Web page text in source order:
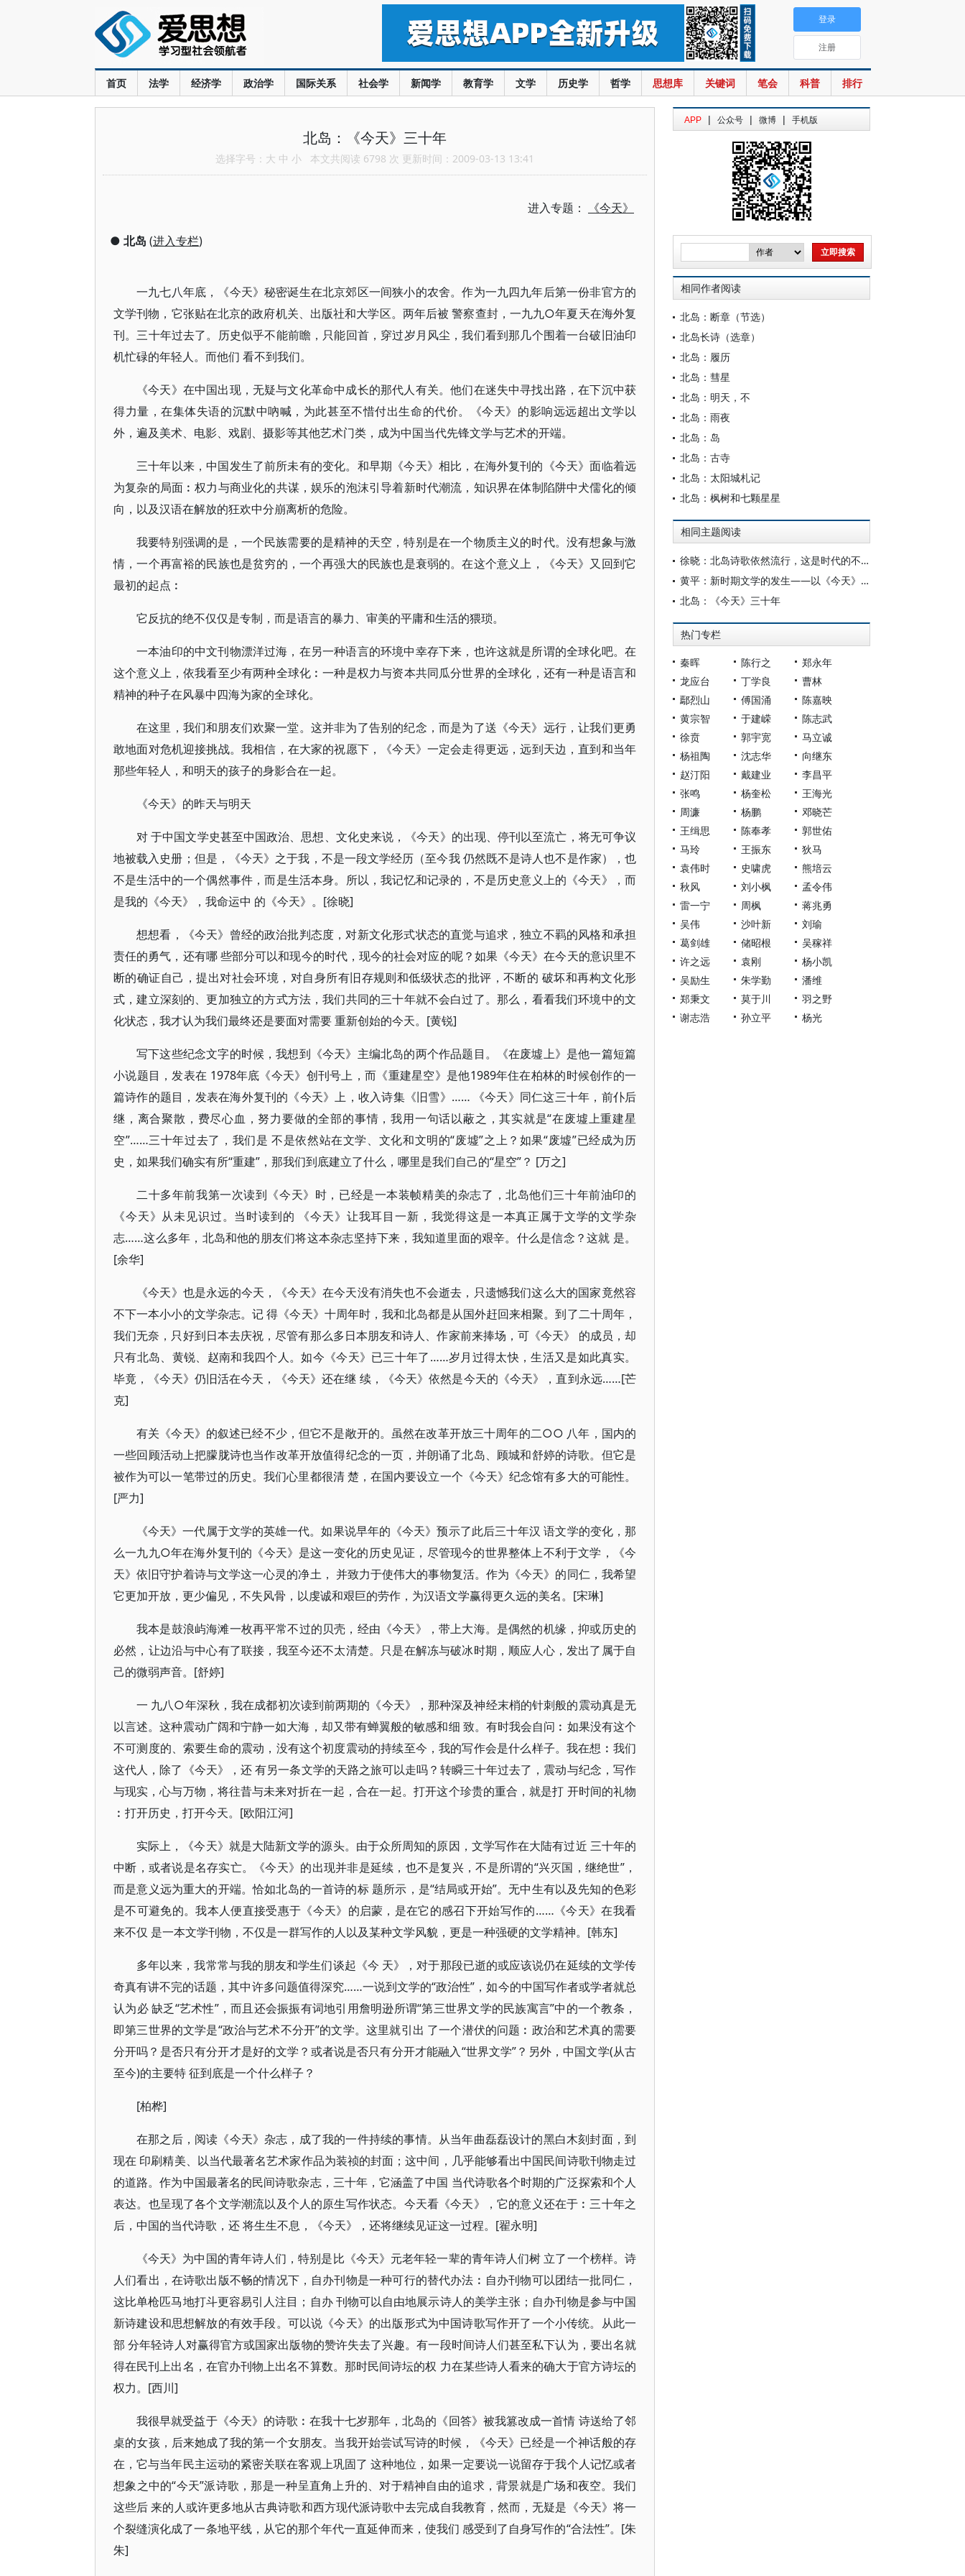
首页 法学 经济学 政治学 国际关系 社会学 新闻学 教育学 文学 历史学 哲学 思想库 关键词 笔会 科普 排行
登录
注册
北岛：《今天》三十年
选择字号： 大 中 小 本文共阅读 6798 次 更新时间：2009-03-13 13:41
进入专题： 《今天》
● 北岛 (进入专栏)
一九七八年底，《今天》秘密诞生在北京郊区一间狭小的农舍。作为一九四九年后第一份非官方的
文学刊物，它张贴在北京的政府机关、出版社和大学区。两年后被 警察查封，一九九○年夏天在海外复
刊。三十年过去了。历史似乎不能前瞻，只能回首，穿过岁月风尘，我们看到那几个围着一台破旧油印
机忙碌的年轻人。而他们 看不到我们。
《今天》在中国出现，无疑与文化革命中成长的那代人有关。他们在迷失中寻找出路，在下沉中获
得力量，在集体失语的沉默中吶喊，为此甚至不惜付出生命的代价。《今天》的影响远远超出文学以
外，遍及美术、电影、戏剧、摄影等其他艺术门类，成为中国当代先锋文学与艺术的开端。
三十年以来，中国发生了前所未有的变化。和早期《今天》相比，在海外复刊的《今天》面临着远
为复杂的局面︰权力与商业化的共谋，娱乐的泡沫引导着新时代潮流，知识界在体制陷阱中犬儒化的倾
向，以及汉语在解放的狂欢中分崩离析的危险。
我要特别强调的是，一个民族需要的是精神的天空，特别是在一个物质主义的时代。没有想象与激
情，一个再富裕的民族也是贫穷的，一个再强大的民族也是衰弱的。在这个意义上，《今天》又回到它
最初的起点︰
它反抗的绝不仅仅是专制，而是语言的暴力、审美的平庸和生活的猥琐。
一本油印的中文刊物漂洋过海，在另一种语言的环境中幸存下来，也许这就是所谓的全球化吧。在
这个意义上，依我看至少有两种全球化︰一种是权力与资本共同瓜分世界的全球化，还有一种是语言和
精神的种子在风暴中四海为家的全球化。
在这里，我们和朋友们欢聚一堂。这并非为了告别的纪念，而是为了送《今天》远行，让我们更勇
敢地面对危机迎接挑战。我相信，在大家的祝愿下，《今天》一定会走得更远，远到天边，直到和当年
那些年轻人，和明天的孩子的身影合在一起。
《今天》的昨天与明天
对 于中国文学史甚至中国政治、思想、文化史来说，《今天》的出现、停刊以至流亡，将无可争议
地被载入史册；但是，《今天》之于我，不是一段文学经历（至今我 仍然既不是诗人也不是作家），也
不是生活中的一个偶然事件，而是生活本身。所以，我记忆和记录的，不是历史意义上的《今天》，而
是我的《今天》，我命运中 的《今天》。[徐晓]
想想看，《今天》曾经的政治批判态度，对新文化形式状态的直觉与追求，独立不羁的风格和承担
责任的勇气，还有哪 些部分可以和现今的时代，现今的社会对应的呢？如果《今天》在今天的意识里不
断的确证自己，提出对社会环境，对自身所有旧存规则和低级状态的批评，不断的 破坏和再构文化形
式，建立深刻的、更加独立的方式方法，我们共同的三十年就不会白过了。那么，看看我们环境中的文
化状态，我才认为我们最终还是要面对需要 重新创始的今天。[黄锐]
写下这些纪念文字的时候，我想到《今天》主编北岛的两个作品题目。《在废墟上》是他一篇短篇
小说题目，发表在 1978年底《今天》创刊号上，而《重建星空》是他1989年住在柏林的时候创作的一
篇诗作的题目，发表在海外复刊的《今天》上，收入诗集《旧雪》…… 《今天》同仁这三十年，前仆后
继，离合聚散，费尽心血，努力要做的全部的事情，我用一句话以蔽之，其实就是“在废墟上重建星
空”……三十年过去了，我们是 不是依然站在文学、文化和文明的“废墟”之上？如果“废墟”已经成为历
史，如果我们确实有所“重建”，那我们到底建立了什么，哪里是我们自己的“星空”？ [万之]
二十多年前我第一次读到《今天》时，已经是一本装帧精美的杂志了，北岛他们三十年前油印的
《今天》从未见识过。当时读到的 《今天》让我耳目一新，我觉得这是一本真正属于文学的文学杂
志……这么多年，北岛和他的朋友们将这本杂志坚持下来，我知道里面的艰辛。什么是信念？这就 是。
[余华]
《今天》也是永远的今天，《今天》在今天没有消失也不会逝去，只遗憾我们这么大的国家竟然容
不下一本小小的文学杂志。记 得《今天》十周年时，我和北岛都是从国外赶回来相聚。到了二十周年，
我们无奈，只好到日本去庆祝，尽管有那么多日本朋友和诗人、作家前来捧场，可《今天》 的成员，却
只有北岛、黄锐、赵南和我四个人。如今《今天》已三十年了……岁月过得太快，生活又是如此真实。
毕竟，《今天》仍旧活在今天，《今天》还在继 续，《今天》依然是今天的《今天》，直到永远……[芒
克]
有关《今天》的叙述已经不少，但它不是敞开的。虽然在改革开放三十周年的二○○ 八年，国内的
一些回顾活动上把朦胧诗也当作改革开放值得纪念的一页，并朗诵了北岛、顾城和舒婷的诗歌。但它是
被作为可以一笔带过的历史。我们心里都很清 楚，在国内要设立一个《今天》纪念馆有多大的可能性。
[严力]
《今天》一代属于文学的英雄一代。如果说早年的《今天》预示了此后三十年汉 语文学的变化，那
么一九九○年在海外复刊的《今天》是这一变化的历史见证，尽管现今的世界整体上不利于文学，《今
天》依旧守护着诗与文学这一心灵的净土， 并致力于使伟大的事物复活。作为《今天》的同仁，我希望
它更加开放，更少偏见，不失风骨，以虔诚和艰巨的劳作，为汉语文学赢得更久远的美名。[宋琳]
我本是鼓浪屿海滩一枚再平常不过的贝壳，经由《今天》，带上大海。是偶然的机缘，抑或历史的
必然，让边沿与中心有了联接，我至今还不太清楚。只是在解冻与破冰时期，顺应人心，发出了属于自
己的微弱声音。[舒婷]
一 九八○年深秋，我在成都初次读到前两期的《今天》，那种深及神经末梢的针刺般的震动真是无
以言述。这种震动广阔和宁静一如大海，却又带有蝉翼般的敏感和细 致。有时我会自问︰如果没有这个
不可测度的、索要生命的震动，没有这个初度震动的持续至今，我的写作会是什么样子。我在想︰我们
这代人，除了《今天》，还 有另一条文学的天路之旅可以走吗？转瞬三十年过去了，震动与纪念，写作
与现实，心与万物，将往昔与未来对折在一起，合在一起。打开这个珍贵的重合，就是打 开时间的礼物
︰打开历史，打开今天。[欧阳江河]
实际上，《今天》就是大陆新文学的源头。由于众所周知的原因，文学写作在大陆有过近 三十年的
中断，或者说是名存实亡。《今天》的出现并非是延续，也不是复兴，不是所谓的“兴灭国，继绝世”，
而是意义远为重大的开端。恰如北岛的一首诗的标 题所示，是“结局或开始”。无中生有以及先知的色彩
是不可避免的。我本人便直接受惠于《今天》的启蒙，是在它的感召下开始写作的……《今天》在我看
来不仅 是一本文学刊物，不仅是一群写作的人以及某种文学风貌，更是一种强硬的文学精神。[韩东]
多年以来，我常常与我的朋友和学生们谈起《今 天》，对于那段已逝的或应该说仍在延续的文学传
奇真有讲不完的话题，其中许多问题值得深究……一说到文学的“政治性”，如今的中国写作者或学者就总
认为必 缺乏“艺术性”，而且还会振振有词地引用詹明逊所谓“第三世界文学的民族寓言”中的一个教条，
即第三世界的文学是“政治与艺术不分开”的文学。这里就引出 了一个潜伏的问题︰政治和艺术真的需要
分开吗？是否只有分开才是好的文学？或者说是否只有分开才能融入“世界文学”？另外，中国文学(从古
至今)的主要特 征到底是一个什么样子？
[柏桦]
在那之后，阅读《今天》杂志，成了我的一件持续的事情。从当年曲磊磊设计的黑白木刻封面，到
现在 印刷精美、以当代最著名艺术家作品为装祯的封面；这中间，几乎能够看出中国民间诗歌刊物走过
的道路。作为中国最著名的民间诗歌杂志，三十年，它涵盖了中国 当代诗歌各个时期的广泛探索和个人
表达。也呈现了各个文学潮流以及个人的原生写作状态。今天看《今天》，它的意义还在于︰三十年之
后，中国的当代诗歌，还 将生生不息，《今天》，还将继续见证这一过程。[翟永明]
《今天》为中国的青年诗人们，特别是比《今天》元老年轻一辈的青年诗人们树 立了一个榜样。诗
人们看出，在诗歌出版不畅的情况下，自办刊物是一种可行的替代办法︰自办刊物可以团结一批同仁，
这比单枪匹马地打斗更容易引人注目；自办 刊物可以自由地展示诗人的美学主张；自办刊物是参与中国
新诗建设和思想解放的有效手段。可以说《今天》的出版形式为中国诗歌写作开了一个小传统。从此一
部 分年轻诗人对赢得官方或国家出版物的赞许失去了兴趣。有一段时间诗人们甚至私下认为，要出名就
得在民刊上出名，在官办刊物上出名不算数。那时民间诗坛的权 力在某些诗人看来的确大于官方诗坛的
权力。[西川]
我很早就受益于《今天》的诗歌︰在我十七岁那年，北岛的《回答》被我篡改成一首情 诗送给了邻
桌的女孩，后来她成了我的第一个女朋友。当我开始尝试写诗的时候，《今天》已经是一个神话般的存
在，它与当年民主运动的紧密关联在客观上巩固了 这种地位，如果一定要说一说留存于我个人记忆或者
想象之中的“今天”派诗歌，那是一种呈直角上升的、对于精神自由的追求，背景就是广场和夜空。我们
这些后 来的人或许更多地从古典诗歌和西方现代派诗歌中去完成自我教育，然而，无疑是《今天》将一
个裂缝演化成了一条地平线，从它的那个年代一直延伸而来，使我们 感受到了自身写作的“合法性”。[朱
朱]
APP | 公众号 | 微博 | 手机版
相同作者阅读
北岛：断章（节选）
北岛长诗（选章）
北岛：履历
北岛：彗星
北岛：明天，不
北岛：雨夜
北岛：岛
北岛：古寺
北岛：太阳城札记
北岛：枫树和七颗星星
相同主题阅读
徐晓：北岛诗歌依然流行，这是时代的不幸
黄平：新时期文学的发生——以《今天》杂志为中心
北岛：《今天》三十年
热门专栏
秦晖 陈行之
郑永年
龙应台
丁学良
曹林
鄢烈山
傅国涌
陈嘉映
黄宗智
于建嵘
陈志武
徐贲
郭宇宽
马立诚
杨祖陶
沈志华
向继东
赵汀阳
戴建业
李昌平
张鸣
杨奎松
王海光
周濂
杨鹏
邓晓芒
王缉思
陈奉孝
郭世佑
马玲
王振东
狄马
袁伟时
史啸虎
熊培云
秋风
刘小枫
孟令伟
雷一宁
周枫
蒋兆勇
吴伟
沙叶新
刘瑜
葛剑雄
储昭根
吴稼祥
许之远
袁刚
杨小凯
吴励生
朱学勤
潘维
郑秉文
莫于川
羽之野
谢志浩
孙立平 杨光